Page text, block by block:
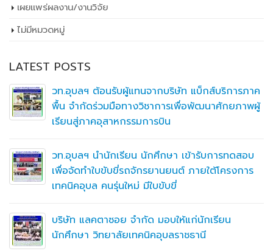
เผยเเพร่ผลงาน/งานวิจัย
ไม่มีหมวดหมู่
LATEST POSTS
วท.อุบลฯ ต้อนรับผู้แทนจากบริษัท แบ็กส์บริการภาค
พื้น จำกัดร่วมมือทางวิชาการเพื่อพัฒนาศักยภาพผู้
เรียนสู่ภาคอุสาหกรรมการบิน
วท.อุบลฯ นำนักเรียน นักศึกษา เข้ารับการทดสอบ
เพื่อจัดทำใบขับขี่รถจักรยานยนต์ ภายใต้โครงการ
เทคนิคอุบล คนรุ่นใหม่ มีใบขับขี่
บริษัท แลคตาซอย จำกัด มอบให้แก่นักเรียน
นักศึกษา วิทยาลัยเทคนิคอุบลราชธานี